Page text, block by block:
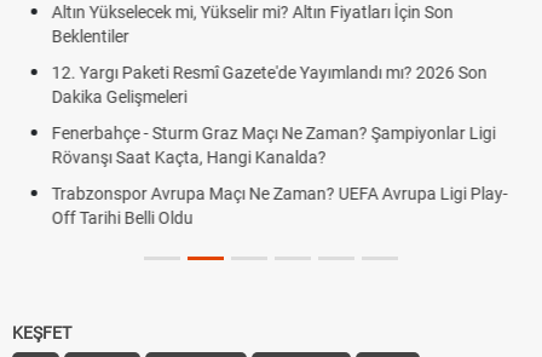
Altın Yükselecek mi, Yükselir mi? Altın Fiyatları İçin Son
Beklentiler
12. Yargı Paketi Resmî Gazete'de Yayımlandı mı? 2026 Son
Dakika Gelişmeleri
Fenerbahçe - Sturm Graz Maçı Ne Zaman? Şampiyonlar Ligi
Rövanşı Saat Kaçta, Hangi Kanalda?
Trabzonspor Avrupa Maçı Ne Zaman? UEFA Avrupa Ligi Play-
Off Tarihi Belli Oldu
KEŞFET